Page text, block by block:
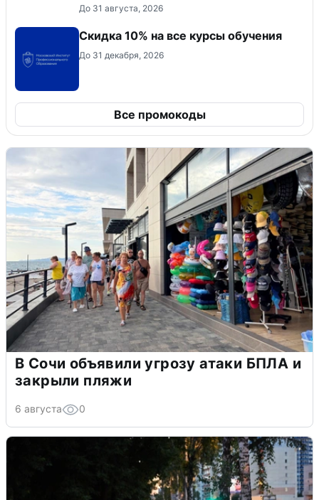
До 31 августа, 2026
Скидка 10% на все курсы обучения
До 31 декабря, 2026
Все промокоды
В Сочи объявили угрозу атаки БПЛА и
закрыли пляжи
6 августа 0